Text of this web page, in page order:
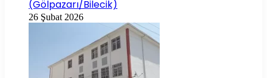
(Gölpazarı/Bilecik)
26 Şubat 2026